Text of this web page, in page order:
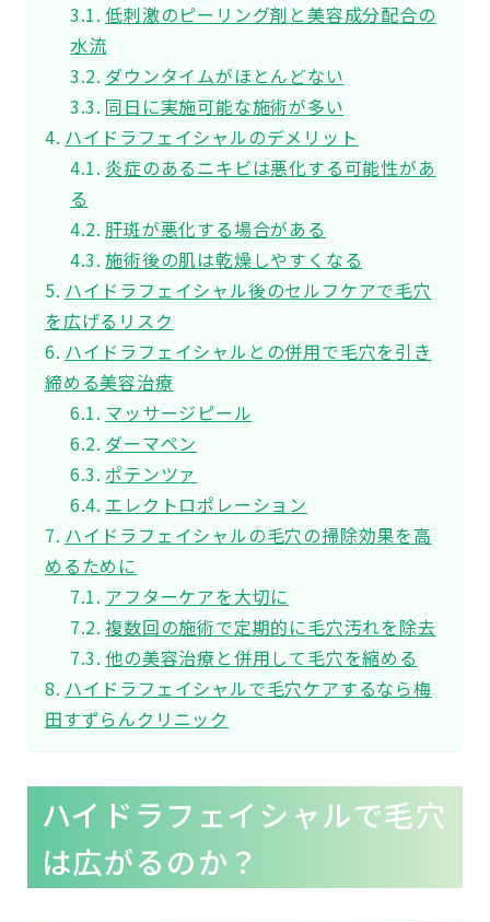
低刺激のピーリング剤と美容成分配合の
水流
ダウンタイムがほとんどない
同日に実施可能な施術が多い
ハイドラフェイシャルのデメリット
炎症のあるニキビは悪化する可能性があ
る
肝斑が悪化する場合がある
施術後の肌は乾燥しやすくなる
ハイドラフェイシャル後のセルフケアで毛穴
を広げるリスク
ハイドラフェイシャルとの併用で毛穴を引き
締める美容治療
マッサージピール
ダーマペン
ポテンツァ
エレクトロポレーション
ハイドラフェイシャルの毛穴の掃除効果を高
めるために
アフターケアを大切に
複数回の施術で定期的に毛穴汚れを除去
他の美容治療と併用して毛穴を縮める
ハイドラフェイシャルで毛穴ケアするなら梅
田すずらんクリニック
ハイドラフェイシャルで毛穴
は広がるのか？